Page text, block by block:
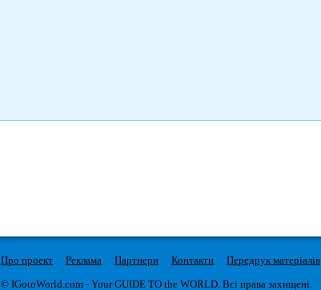
Про проект Реклама Партнери Контакти Передрук матеріалів
© IGotoWorld.com - Your GUIDE TO the WORLD. Всі права захищені.